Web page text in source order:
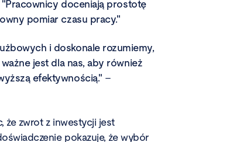
"Pracownicy doceniają prostotę
pomiar czasu pracy."
i doskonale rozumiemy,
jest dla nas, aby również
efektywnością." –
że zwrot z inwestycji jest
pokazuje, że wybór